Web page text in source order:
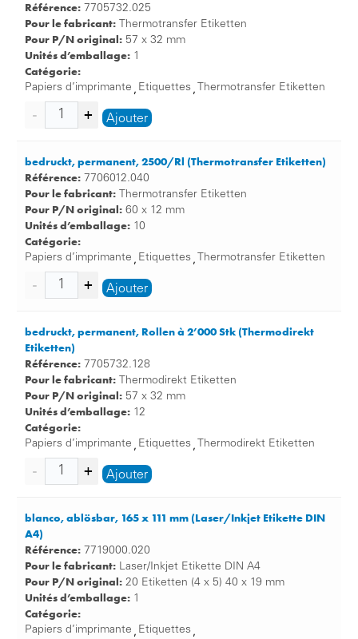
Référence: 7705732.025
Pour le fabricant: Thermotransfer Etiketten
Pour P/N original: 57 x 32 mm
Unités d’emballage: 1
Catégorie:
Papiers d’imprimante , Etiquettes , Thermotransfer Etiketten
Ajouter
bedruckt, permanent, 2500/Rl (Thermotransfer Etiketten)
Référence: 7706012.040
Pour le fabricant: Thermotransfer Etiketten
Pour P/N original: 60 x 12 mm
Unités d’emballage: 10
Catégorie:
Papiers d’imprimante , Etiquettes , Thermotransfer Etiketten
Ajouter
bedruckt, permanent, Rollen à 2’000 Stk (Thermodirekt
Etiketten)
Référence: 7705732.128
Pour le fabricant: Thermodirekt Etiketten
Pour P/N original: 57 x 32 mm
Unités d’emballage: 12
Catégorie:
Papiers d’imprimante , Etiquettes , Thermodirekt Etiketten
Ajouter
blanco, ablösbar, 165 x 111 mm (Laser/Inkjet Etikette DIN
A4)
Référence: 7719000.020
Pour le fabricant: Laser/Inkjet Etikette DIN A4
Pour P/N original: 20 Etiketten (4 x 5) 40 x 19 mm
Unités d’emballage: 1
Catégorie:
Papiers d’imprimante , Etiquettes ,